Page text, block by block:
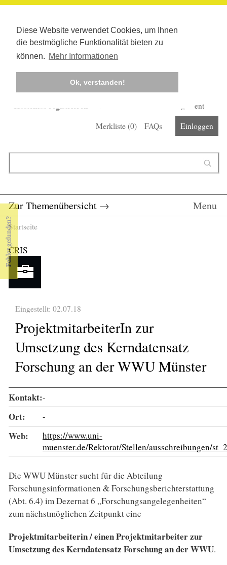
Diese Website verwendet Cookies, um Ihnen
die bestmögliche Funktionalität bieten zu
können. Mehr Informationen
Ok, verstanden!
Kostenlos registrieren
Corona-Management
Merkliste (0) FAQs Einloggen
Zur Themenübersicht → Menu
Sie sind hier
Startseite
CRIS
Eingestellt: 02.07.18
ProjektmitarbeiterIn zur
Umsetzung des Kerndatensatz
Forschung an der WWU Münster
Kontakt:-
Ort: -
Web:
https://www.uni-
muenster.de/Rektorat/Stellen/ausschreibungen/
Die WWU Münster sucht für die Abteilung
Forschungsinformationen & Forschungsberichterstattung
(Abt. 6.4) im Dezernat 6 „Forschungsangelegenheiten“
zum nächstmöglichen Zeitpunkt eine
Projektmitarbeiterin / einen Projektmitarbeiter zur
Umsetzung des Kerndatensatz Forschung an der WWU.